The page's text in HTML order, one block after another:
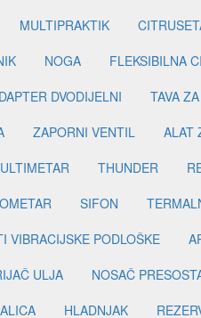
MULTIPRAKTIK
NOGA FLEKSIBILNA
DVODIJELNI TAVA
ZAPORNI VENTIL ALAT
THUNDER
SIFON
VIBRACIJSKE PODLOŠKE
ULJA NOSAČ
HLADNJAK